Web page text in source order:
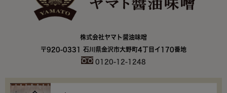
株式会社ヤマト醤油味噌
〒920-0331 石川県金沢市大野町4丁目イ170番地
0120-12-1248